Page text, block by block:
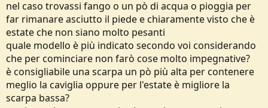
nel caso trovassi fango o un pò di acqua o pioggia per
far rimanare asciutto il piede e chiaramente visto che è
estate che non siano molto pesanti
quale modello è più indicato secondo voi considerando
che per cominciare non farò cose molto impegnative?
è consigliabile una scarpa un pò più alta per contenere
meglio la caviglia oppure per l'estate è migliore la
scarpa bassa?